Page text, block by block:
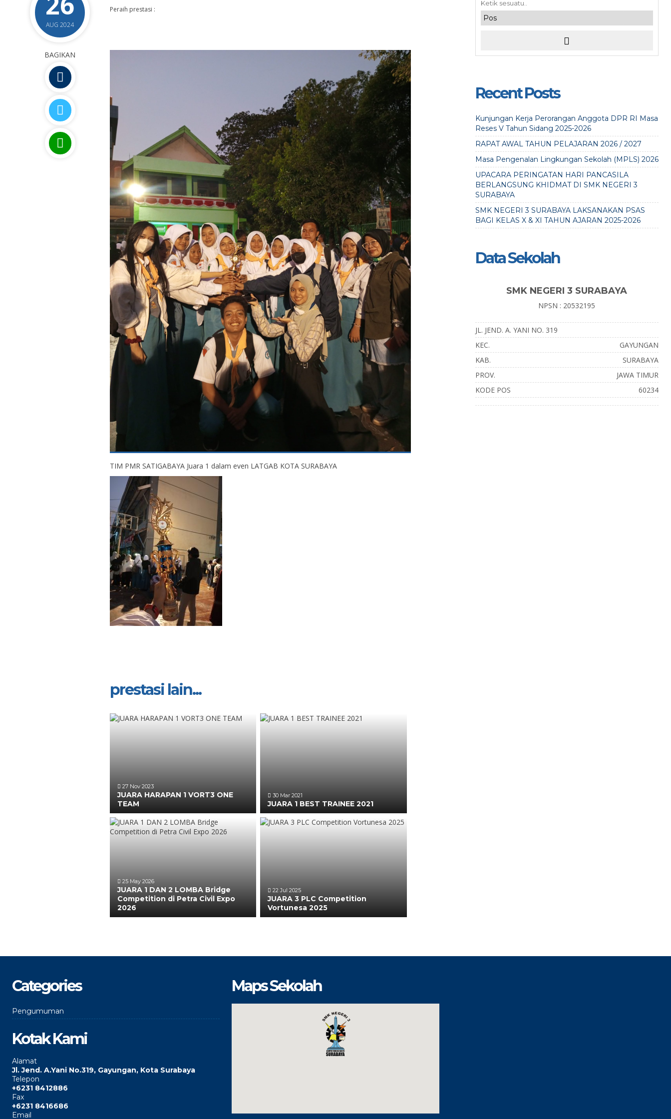
AUG 2024
Peraih prestasi :
BAGIKAN
TIM PMR SATIGABAYA Juara 1 dalam even LATGAB KOTA SURABAYA
prestasi lain...
27 Nov 2023
JUARA HARAPAN 1 VORT3 ONE
TEAM
30 Mar 2021
JUARA 1 BEST TRAINEE 2021
25 May 2026
JUARA 1 DAN 2 LOMBA Bridge
Competition di Petra Civil Expo
2026
22 Jul 2025
JUARA 3 PLC Competition
Vortunesa 2025
Recent Posts
Kunjungan Kerja Perorangan Anggota DPR RI Masa
Reses V Tahun Sidang 2025-2026
RAPAT AWAL TAHUN PELAJARAN 2026 / 2027
Masa Pengenalan Lingkungan Sekolah (MPLS) 2026
UPACARA PERINGATAN HARI PANCASILA
BERLANGSUNG KHIDMAT DI SMK NEGERI 3
SURABAYA
SMK NEGERI 3 SURABAYA LAKSANAKAN PSAS
BAGI KELAS X & XI TAHUN AJARAN 2025-2026
Data Sekolah
SMK NEGERI 3 SURABAYA
NPSN : 20532195
JL. JEND. A. YANI NO. 319
KEC.
GAYUNGAN
KAB.
SURABAYA
PROV.
JAWA TIMUR
KODE POS
60234
Categories
Pengumuman
Kotak Kami
Alamat
Jl. Jend. A.Yani No.319, Gayungan, Kota Surabaya
Telepon
+6231 8412886
Fax
+6231 8416686
Email
Maps Sekolah